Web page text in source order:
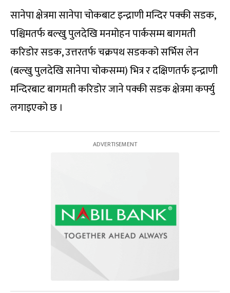
सानेपा क्षेत्रमा सानेपा चोकबाट इन्द्राणी मन्दिर पक्की सडक,
पश्चिमतर्फ बल्खु पुलदेखि मनमोहन पार्कसम्म बागमती
करिडोर सडक, उत्तरतर्फ चक्रपथ सडकको सर्भिस लेन
(बल्खु पुलदेखि सानेपा चोकसम्म) भित्र र दक्षिणतर्फ इन्द्राणी
मन्दिरबाट बागमती करिडोर जाने पक्की सडक क्षेत्रमा कर्फ्यु
लगाइएको छ ।